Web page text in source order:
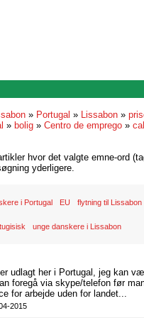
» Portugal » Lissabon »
» bolig » Centro de emprego »
hvor det valgte emne-ord
yderligere.
i Portugal EU flytning til Lissabon
unge danskere i Lissabon
udlagt her i Portugal, jeg kan
foregå via skype/telefon før
for arbejde uden for landet...
2015